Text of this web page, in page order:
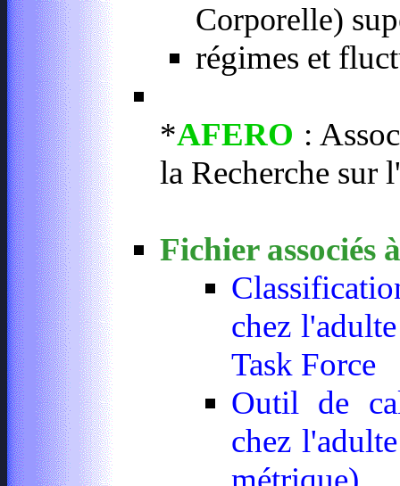
Corporelle)
régimes et
*AFERO :
la Recherche sur
Fichier associés
chez
Task Force
Outil de
chez